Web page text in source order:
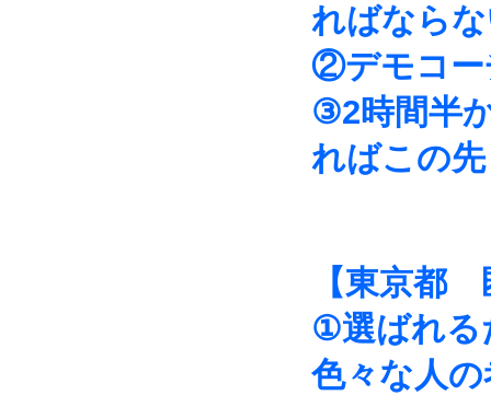
ればなら
②デモコー
③2時間半
ればこの
【東京都
①選ばれる
色々な人